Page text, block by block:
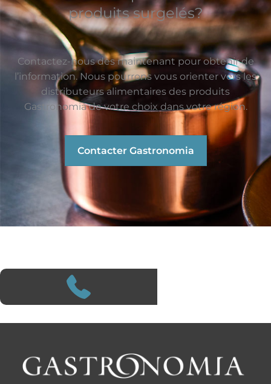
produits surgelés?
Contactez-nous dès maintenant pour obtenir de
l’information. Nous pourrons vous orienter vers les
distributeurs alimentaires des produits
Gastronomia de votre choix dans votre région.
Contacter Gastronomia